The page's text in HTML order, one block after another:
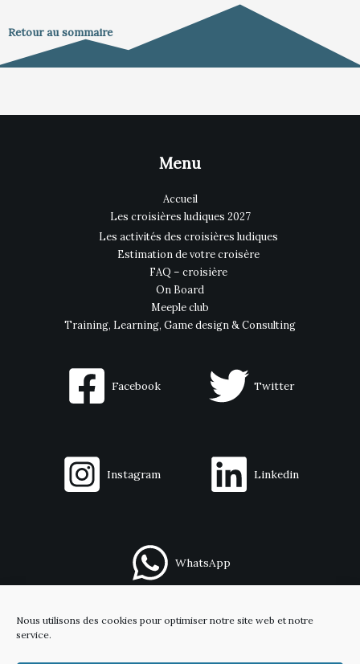
Nous utilisons des cookies pour optimiser notre site web et notre
service.
Retour au sommaire
Menu
Accueil
Les croisières ludiques 2027
Les activités des croisières ludiques
Estimation de votre croisère
FAQ – croisière
On Board
Meeple club
Training, Learning, Game design & Consulting
Facebook Twitter
Instagram Linkedin
WhatsApp
Contact